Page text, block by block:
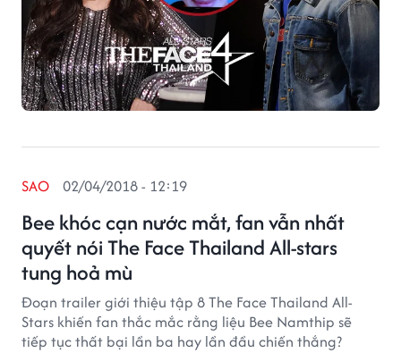
Bee khóc cạn nước mắt, fan vẫn nhất
quyết nói The Face Thailand All-stars
tung hoả mù
SAO 02/04/2018 - 12:19
Đoạn trailer giới thiệu tập 8 The Face Thailand All-
Stars khiến fan thắc mắc rằng liệu Bee Namthip sẽ
tiếp tục thất bại lần ba hay lần đầu chiến thắng?